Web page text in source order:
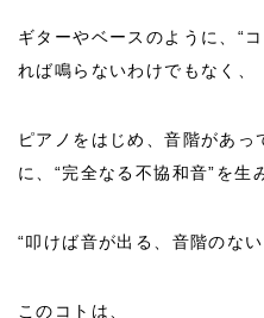
ギターやベースのように、“
れば鳴らないわけでもなく、
ピアノをはじめ、音階があっ
に、“完全なる不協和音”を生
“叩けば音が出る、音階のな
このコトは、